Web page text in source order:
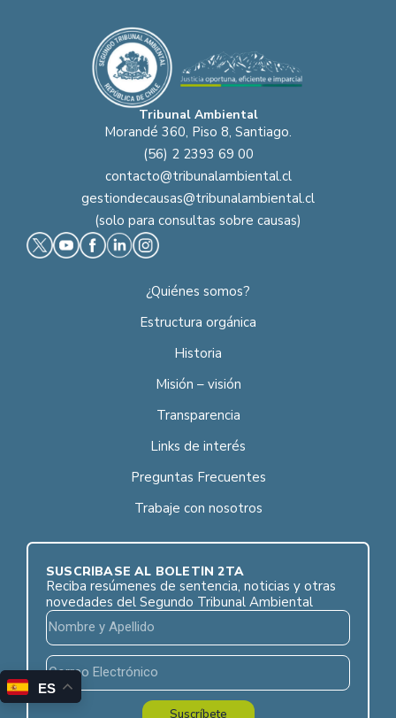
Tribunal Ambiental
Morandé 360, Piso 8, Santiago.
(56) 2 2393 69 00
contacto@tribunalambiental.cl
gestiondecausas@tribunalambiental.cl
(solo para consultas sobre causas)
¿Quiénes somos?
Estructura orgánica
Historia
Misión – visión
Transparencia
Links de interés
Preguntas Frecuentes
Trabaje con nosotros
SUSCRÍBASE AL BOLETÍN 2TA
Reciba resúmenes de sentencia, noticias y otras
novedades del Segundo Tribunal Ambiental
Suscríbete
ES